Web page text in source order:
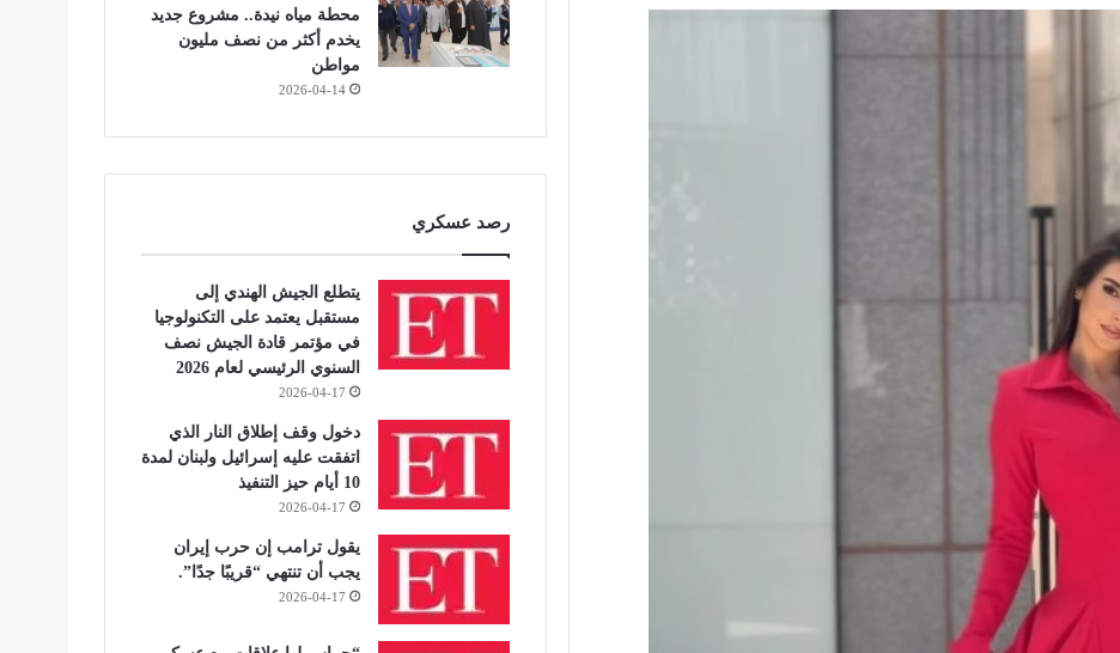
محطة مياه نيدة.. مشروع جديد
يخدم أكثر من نصف مليون
مواطن
2026-04-14
رصد عسكري
يتطلع الجيش الهندي إلى
مستقبل يعتمد على التكنولوجيا
في مؤتمر قادة الجيش نصف
السنوي الرئيسي لعام 2026
2026-04-17
دخول وقف إطلاق النار الذي
اتفقت عليه إسرائيل ولبنان لمدة
10 أيام حيز التنفيذ
2026-04-17
يقول ترامب إن حرب إيران
يجب أن تنتهي “قريبًا جدًا”.
2026-04-17